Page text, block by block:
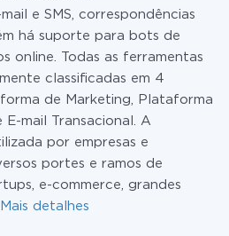
e SMS, correspondências
há suporte para bots de
online. Todas as ferramentas
classificadas em 4
de Marketing, Plataforma
E-mail Transacional. A
por empresas e
portes e ramos de
e-commerce, grandes
Mais detalhes